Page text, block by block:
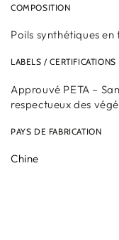
COMPOSITION
Poils synthétiques en
LABELS / CERTIFICATIONS
Approuvé PETA –
respectueux des
PAYS DE FABRICATION
Chine